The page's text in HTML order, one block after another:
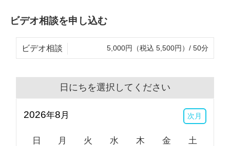
ビデオ相談を申し込む
ビデオ相談 5,000円（税込 5,500円）/ 50分
日にちを選択してください
2026年8 月 次月
日 月 火 水 木 金 土